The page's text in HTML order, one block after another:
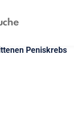
Peniskrebs